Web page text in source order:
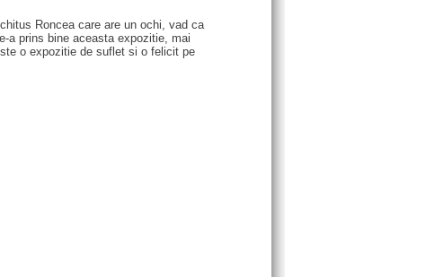
Roncea care are un ochi, vad ca
a prins bine aceasta expozitie, mai
o expozitie de suflet si o felicit pe